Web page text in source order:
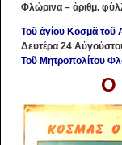
Φλώρινα – ἀριθμ.
Τοῦ ἁγίου Κοσμᾶ τοῦ
Δευτέρα 24
Τοῦ Μητροπολίτου
Ο